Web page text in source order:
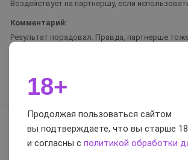
Воздействует на партнершу, если
Комментарий:
Результат порадовал. Правда, партнерше
эффект, так как презервативами не
А так эрекция действительно усилилась, есть
Сергей 14.11.2021
18+
Продолжая пользоваться сайтом
вы подтверждаете, что вы старше
и согласны с политикой обработки